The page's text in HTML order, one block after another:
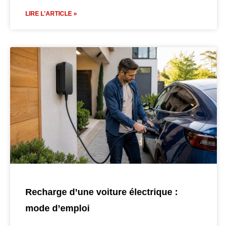
LIRE L'ARTICLE »
Recharge d’une voiture électrique :
mode d’emploi